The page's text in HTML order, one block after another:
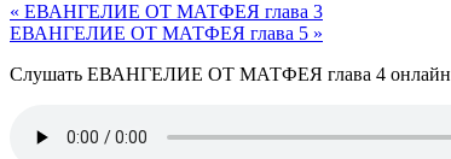
« ЕВАНГЕЛИЕ ОТ МАТФЕЯ глава 3
ЕВАНГЕЛИЕ ОТ МАТФЕЯ глава 5 »
Слушать ЕВАНГЕЛИЕ ОТ МАТФЕЯ глава 4 онлайн